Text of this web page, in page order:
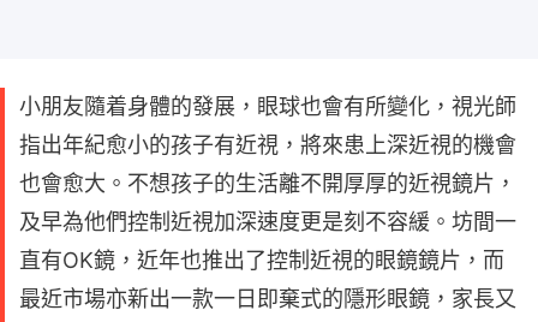
小朋友隨着身體的發展，眼球也會有所變化，視光師
指出年紀愈小的孩子有近視，將來患上深近視的機會
也會愈大。不想孩子的生活離不開厚厚的近視鏡片，
及早為他們控制近視加深速度更是刻不容緩。坊間一
直有OK鏡，近年也推出了控制近視的眼鏡鏡片，而
最近市場亦新出一款一日即棄式的隱形眼鏡，家長又